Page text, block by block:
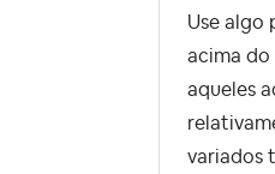
Use algo
acima do
aqueles
variados